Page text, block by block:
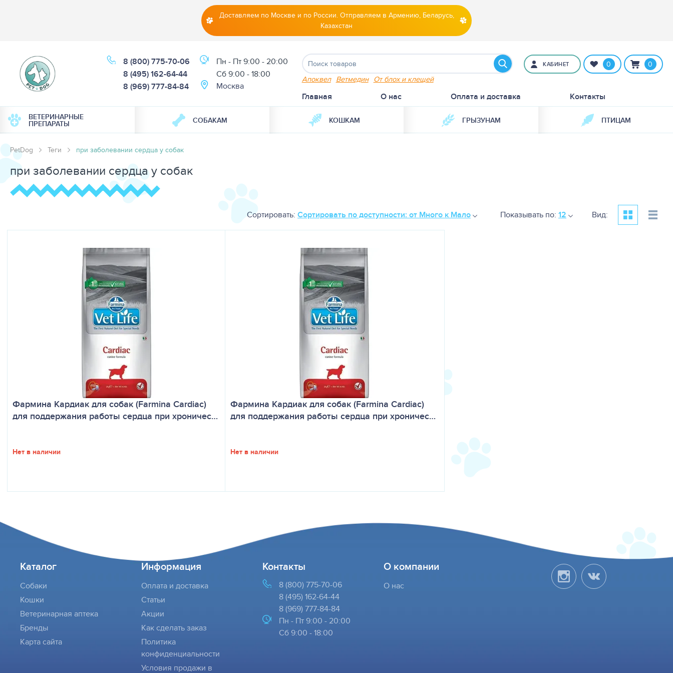
Доставляем по Москве и по России. Отправляем в Армению, Беларусь,
Казахстан
8 (800) 775-70-06
8 (495) 162-64-44
8 (969) 777-84-84
Пн - Пт 9:00 - 20:00
Cб 9:00 - 18:00
Москва
Апоквел Ветмедин От блох и клещей
КАБИНЕТ 0 0
Главная О нас Оплата и доставка Контакты
ВЕТЕРИНАРНЫЕ
ПРЕПАРАТЫ СОБАКАМ КОШКАМ ГРЫЗУНАМ ПТИЦАМ
PetDog Теги при заболевании сердца у собак
при заболевании сердца у собак
Сортировать: Сортировать по доступности: от Много к Мало Показывать по: 12 Вид:
Фармина Кардиак для собак (Farmina Cardiac)
для поддержания работы сердца при хроничес…
Нет в наличии
Фармина Кардиак для собак (Farmina Cardiac)
для поддержания работы сердца при хроничес…
Нет в наличии
Каталог
Собаки
Кошки
Ветеринарная аптека
Бренды
Карта сайта
Информация
Оплата и доставка
Статьи
Акции
Как сделать заказ
Политика
конфиденциальности
Условия продажи в
Контакты
8 (800) 775-70-06
8 (495) 162-64-44
8 (969) 777-84-84
Пн - Пт 9:00 - 20:00
Cб 9:00 - 18:00
О компании
О нас